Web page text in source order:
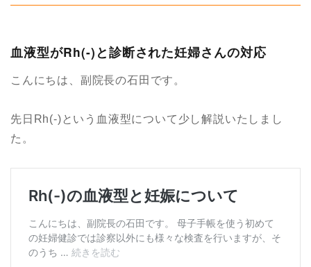
血液型がRh(-)と診断された妊婦さんの対応
こんにちは、副院長の石田です。
先日Rh(-)という血液型について少し解説いたしまし
た。